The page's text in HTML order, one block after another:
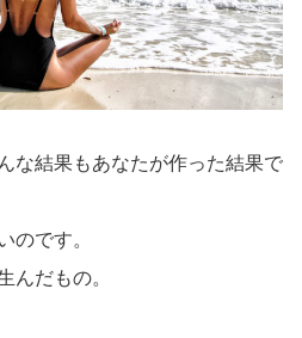
な結果もあなたが作った結果で
のです。
んだもの。